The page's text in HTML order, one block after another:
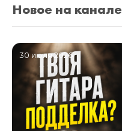
Новое на канале
30 июля 2026